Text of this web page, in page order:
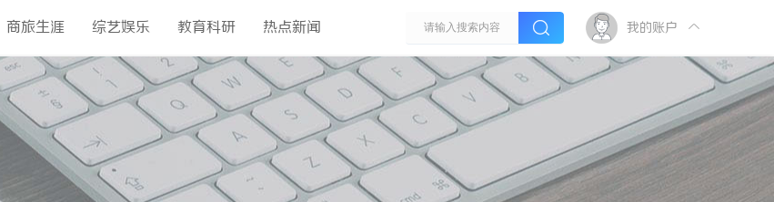
商旅生涯 综艺娱乐 教育科研 热点新闻 我的账户